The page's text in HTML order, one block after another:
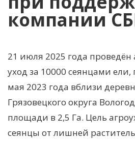
компании
21 июля 2025 года проведён
уход за 10000 сеянцами
мая 2023 года вблизи
Грязовецкого округа
площади в 2,5 Га. Цель
сеянцы от лишней